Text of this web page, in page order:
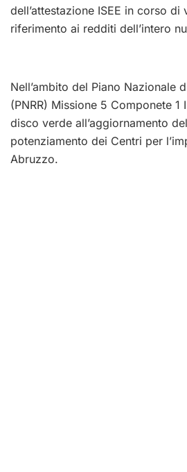
dell’attestazione ISEE in corso di
riferimento ai redditi dell’intero
Nell’ambito del Piano Nazionale
(PNRR) Missione 5 Componete 1
disco verde all’aggiornamento
potenziamento dei Centri per
Abruzzo.